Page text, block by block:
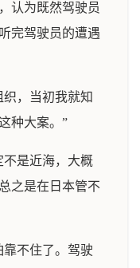
认为既然驾驶员
完驾驶员的遭遇
，当初我就知
种大案。”
不是近海，大概
之是在日本管不
不住了。驾驶